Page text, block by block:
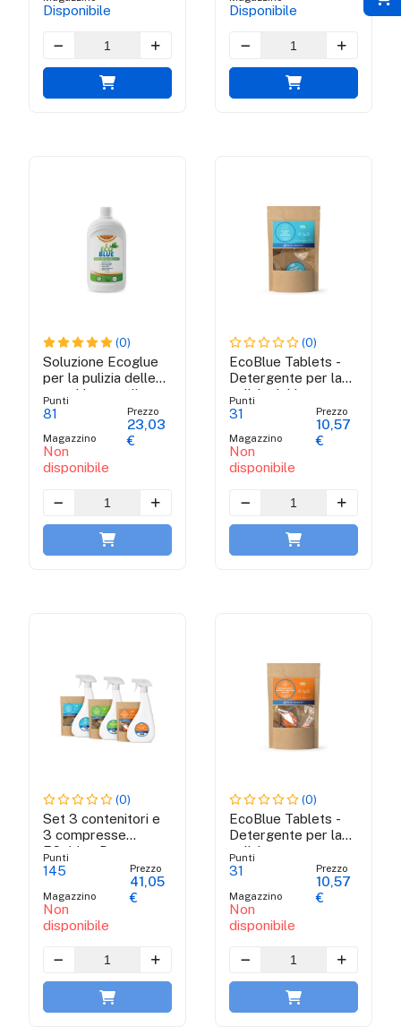
Disponibile Disponibile
(0)
Soluzione Ecoglue
per la pulizia delle
macchie con olio
d'arancia
Punti
81
Magazzino
Non
disponibile
Prezzo
23,03
€
(0)
EcoBlue Tablets -
Detergente per la
pulizia del bagno
Punti
31
Magazzino
Non
disponibile
Prezzo
10,57
€
(0)
Set 3 contenitori e
3 compresse
ECoblue Detgent
Punti
145
Magazzino
Non
disponibile
Prezzo
41,05
€
(0)
EcoBlue Tablets -
Detergente per la
pulizia e sgrassare
la cucina
Punti
31
Magazzino
Non
disponibile
Prezzo
10,57
€